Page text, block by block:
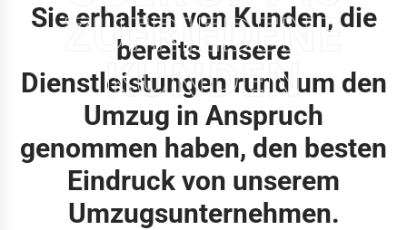
ZUFRIEDENE
KUNDEN
Sie erhalten von Kunden, die
bereits unsere
Dienstleistungen rund um den
Umzug in Anspruch
genommen haben, den besten
Eindruck von unserem
Umzugsunternehmen.